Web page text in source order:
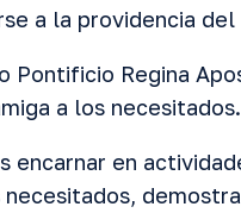
a la providencia del
Pontificio Regina
a los necesitados.
encarnar en